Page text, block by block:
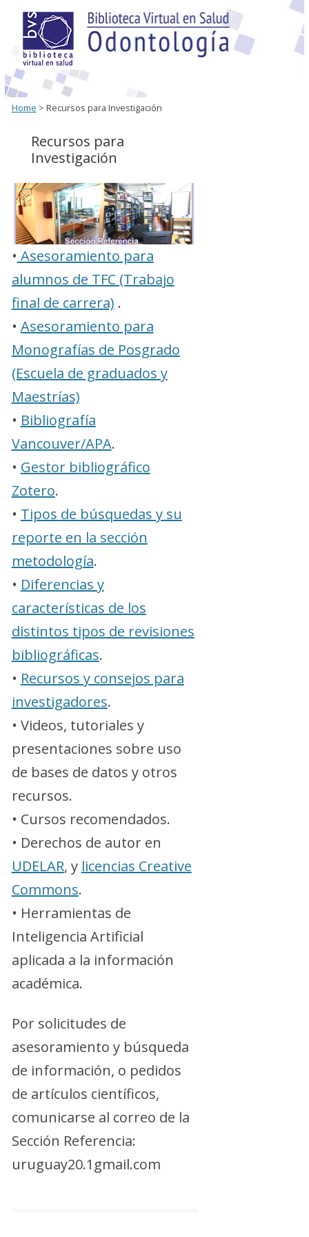
Home > Recursos para Investigación
Recursos para
Investigación
• Asesoramiento para
alumnos de TFC (Trabajo
final de carrera) .
• Asesoramiento para
Monografías de Posgrado
(Escuela de graduados y
Maestrías)
• Bibliografía
Vancouver/APA.
• Gestor bibliográfico
Zotero.
• Tipos de búsquedas y su
reporte en la sección
metodología.
• Diferencias y
características de los
distintos tipos de revisiones
bibliográficas.
• Recursos y consejos para
investigadores.
• Videos, tutoriales y
presentaciones sobre uso
de bases de datos y otros
recursos.
• Cursos recomendados.
• Derechos de autor en
UDELAR, y licencias Creative
Commons.
• Herramientas de
Inteligencia Artificial
aplicada a la información
académica.
Por solicitudes de
asesoramiento y búsqueda
de información, o pedidos
de artículos científicos,
comunicarse al correo de la
Sección Referencia:
uruguay20.1gmail.com